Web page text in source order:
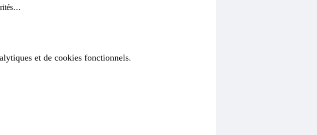
et de cookies fonctionnels.